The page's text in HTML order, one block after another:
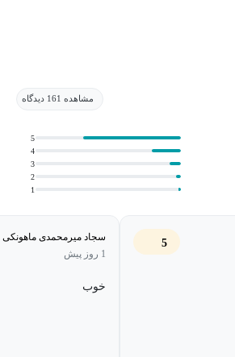
مشاهده 161 دیدگاه
1
2
3
4
5
5
سجاد میرمحمدی ماهونکی
1 روز پیش
خوب